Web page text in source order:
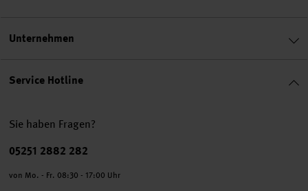
Service Hotline
Sie haben Fragen?
Telefonnummer
05251 2882 282
von Mo. - Fr. 08:30 - 17:00 Uhr
Unternehmen